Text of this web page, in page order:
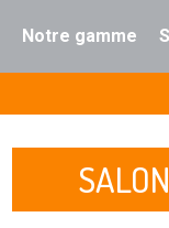
Notre gamme